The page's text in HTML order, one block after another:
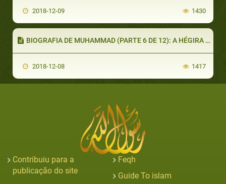
2018-12-09 1430
BIOGRAFIA DE MUHAMMAD (PARTE 6 DE 12): A HÉGIRA DO PROFETA
2018-12-08 1417
Contribuiu para a
publicação do site
Feqh
Guide To islam